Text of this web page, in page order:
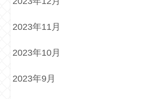
2023年11月
2023年10月
2023年9月